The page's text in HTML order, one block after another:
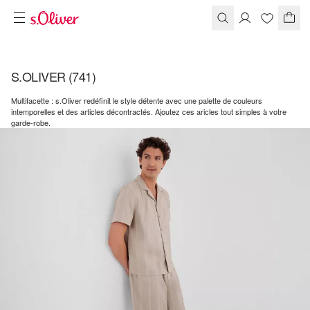
S.OLIVER (741)
Multifacette : s.Oliver redéfinit le style détente avec une palette de couleurs
intemporelles et des articles décontractés. Ajoutez ces aricles tout simples à votre
garde-robe.